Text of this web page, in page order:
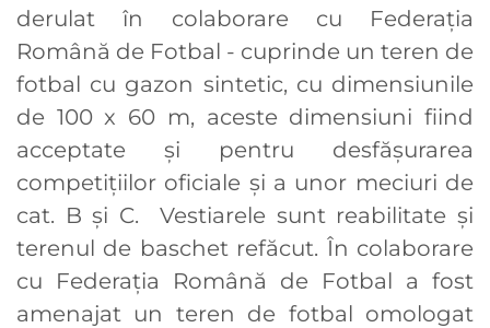
derulat în colaborare cu Federația
Română de Fotbal - cuprinde un teren de
fotbal cu gazon sintetic, cu dimensiunile
de 100 x 60 m, aceste dimensiuni fiind
acceptate şi pentru desfăşurarea
competițiilor oficiale și a unor meciuri de
cat. B şi C. Vestiarele sunt reabilitate și
terenul de baschet refăcut. În colaborare
cu Federația Română de Fotbal a fost
amenajat un teren de fotbal omologat